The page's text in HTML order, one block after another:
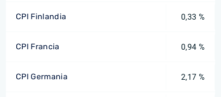
CPI Finlandia 0,33 %
CPI Francia 0,94 %
CPI Germania 2,17 %